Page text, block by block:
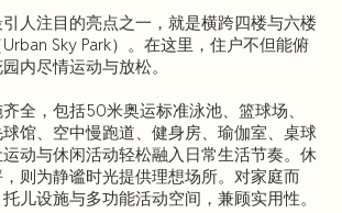
人注目的亮点之一，就是横跨四楼与六楼
Sky Park）。在这里，住户不但能俯
内尽情运动与放松。
全，包括50米奥运标准泳池、篮球场、
馆、空中慢跑道、健身房、瑜伽室、桌球
动与休闲活动轻松融入日常生活节奏。休
则为静谧时光提供理想场所。对家庭而
儿设施与多功能活动空间，兼顾实用性。